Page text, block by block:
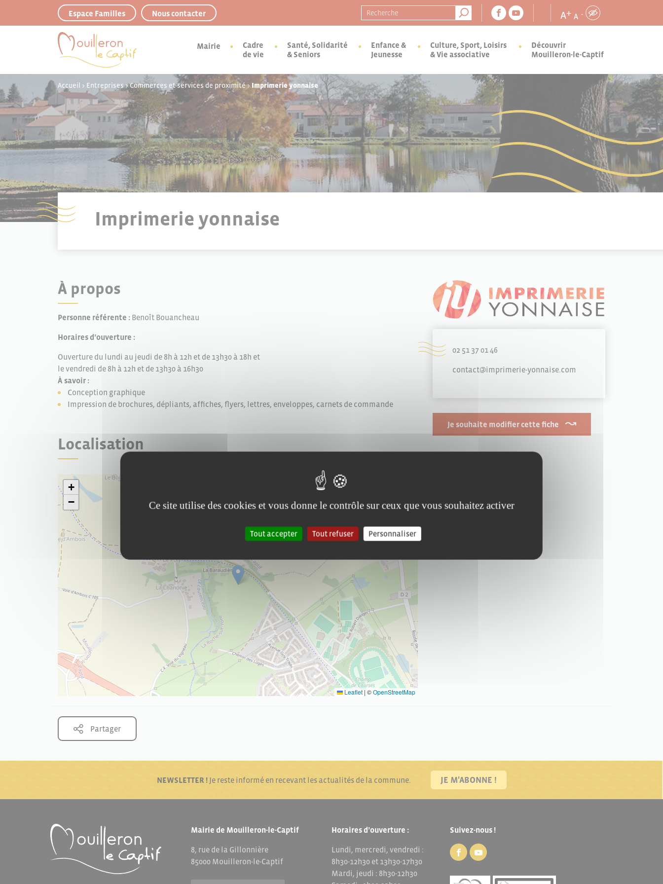
Espace Familles Nous contacter Recherche pour : A+ A -
Mairie
Cadre
de vie
Santé, Solidarité
& Seniors
Enfance &
Jeunesse
Culture, Sport, Loisirs
& Vie associative
Découvrir
Mouilleron-le-Captif
Accueil > Entreprises>Commerces et services de proximité>Imprimerie yonnaise
Imprimerie yonnaise
À propos
Personne référente : Benoît Bouancheau
Horaires d’ouverture :
Ouverture du lundi au jeudi de 8h à 12h et de 13h30 à 18h et
le vendredi de 8h à 12h et de 13h30 à 16h30
À savoir :
Conception graphique
Impression de brochures, dépliants, affiches, flyers, lettres, enveloppes, carnets de commande
Localisation
+
−
Leaflet | ©OpenStreetMap
02 51 37 01 46
contact@imprimerie-yonnaise.com
Je souhaite modifier cette fiche
Partager
NEWSLETTER !Je reste informé en recevant les actualités de la commune. JE M'ABONNE !
Mairie de Mouilleron-le-Captif
8, rue de la Gillonnière
85000 Mouilleron-le-Captif
Horaires d’ouverture :
Lundi, mercredi, vendredi :
8h30-12h30 et 13h30-17h30
Mardi, jeudi : 8h30-12h30
Suivez-nous !
Panneau de gestion des cookies
Ce site utilise des cookies et vous donne le contrôle sur ceux que vous souhaitez activer
Tout accepter Tout refuser Personnaliser